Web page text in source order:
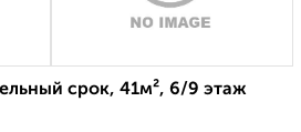
срок, 41м², 6/9 этаж